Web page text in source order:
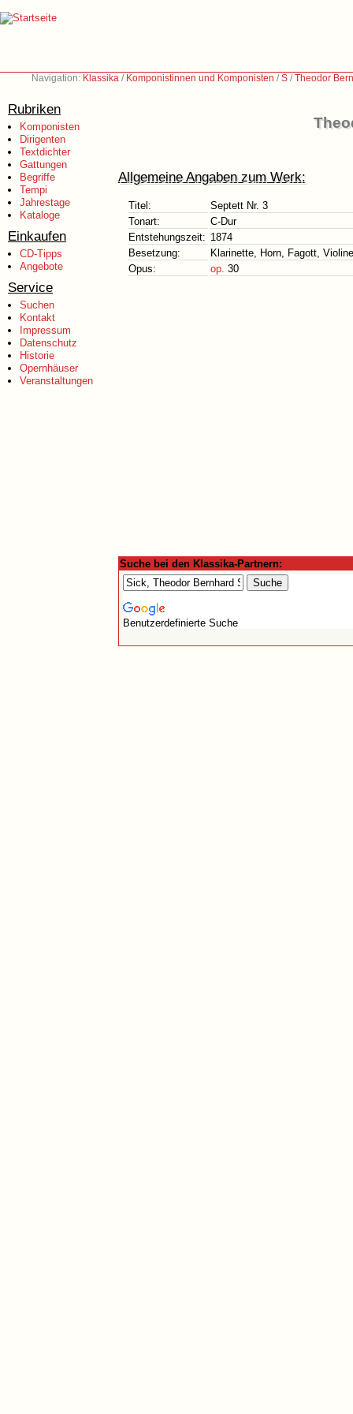
Navigation: Klassika / Komponistinnen und Komponisten /S /Theodor
Rubriken
Komponisten
Dirigenten
Textdichter
Gattungen
Begriffe
Tempi
Jahrestage
Kataloge
Einkaufen
CD-Tipps
Angebote
Service
Suchen
Kontakt
Impressum
Datenschutz
Historie
Opernhäuser
Veranstaltungen
Allgemeine Angaben zum Werk:
Titel:
Septett Nr. 3
Tonart:
C-Dur
Entstehungszeit: 1874
Besetzung:
Klarinette, Horn, Fagott,
Opus:
op. 30
Suche bei den Klassika-Partnern:
Benutzerdefinierte Suche